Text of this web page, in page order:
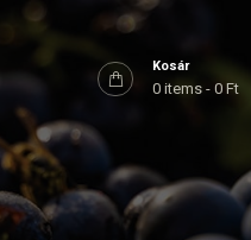
Kosár
0 items - 0 Ft